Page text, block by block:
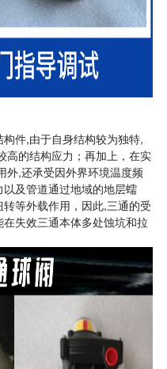
件,由于自身结构较为独特,
高的结构应力；再加上，在实
外,还承受因外界环境温度频
及管道通过地域的地层蠕
等外载作用，因此,三通的受
失效三通本体多处蚀坑和拉